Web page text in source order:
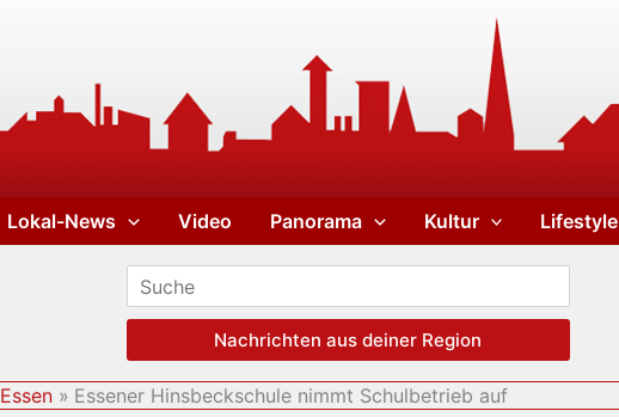
Lokal-News Video Panorama Kultur Lifestyle
Nachrichten aus deiner Region
Essen Essener Hinsbeckschule nimmt Schulbetrieb auf